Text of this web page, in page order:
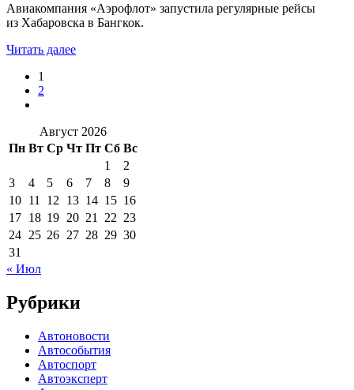
Авиакомпания «Аэрофлот» запустила регулярные рейсы
из Хабаровска в Бангкок.
Читать далее
1
2
Август 2026
Пн Вт Ср Чт Пт Сб Вс
1
2
3
4 5 6 7 8
9
10 11 12 13 14 15 16
17 18 19 20 21 22 23
24 25 26 27 28 29 30
31
« Июл
Рубрики
Автоновости
Автособытия
Автоспорт
Автоэксперт